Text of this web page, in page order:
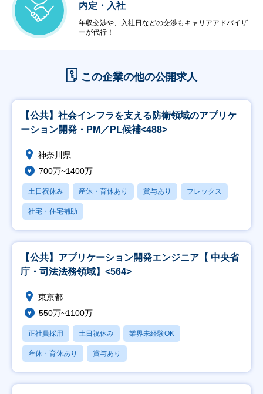
内定・入社
年収交渉や、入社日などの交渉もキャリアアドバイザ
ーが代行！
この企業の他の公開求人
【公共】社会インフラを支える防衛領域のアプリケ
ーション開発・PM／PL候補<488>
神奈川県
700万~1400万
土日祝休み 産休・育休あり 賞与あり フレックス
社宅・住宅補助
【公共】アプリケーション開発エンジニア【 中央省
庁・司法法務領域】<564>
東京都
550万~1100万
正社員採用 土日祝休み 業界未経験OK
産休・育休あり 賞与あり